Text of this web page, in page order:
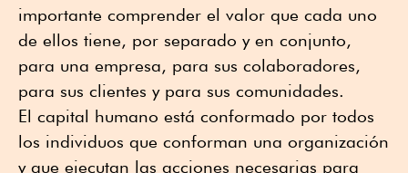
importante comprender el valor que cada uno
de ellos tiene, por separado y en conjunto,
para una empresa, para sus colaboradores,
para sus clientes y para sus comunidades.
El capital humano está conformado por todos
los individuos que conforman una organización
y que ejecutan las acciones necesarias para